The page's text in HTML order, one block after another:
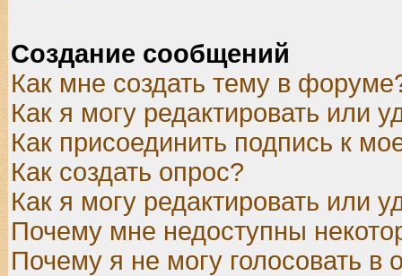
Создание сообщений
Как мне создать тему в
Как я могу редактировать или
Как присоединить подпись к
Как создать опрос?
Как я могу редактировать или
Почему мне недоступны
Почему я не могу голосовать в